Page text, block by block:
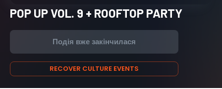
POP UP VOL. 9 + ROOFTOP PARTY
Подія вже закінчилася
RECOVER CULTURE EVENTS